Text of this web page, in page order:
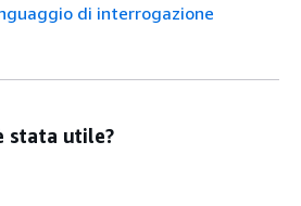
di interrogazione
stata utile?